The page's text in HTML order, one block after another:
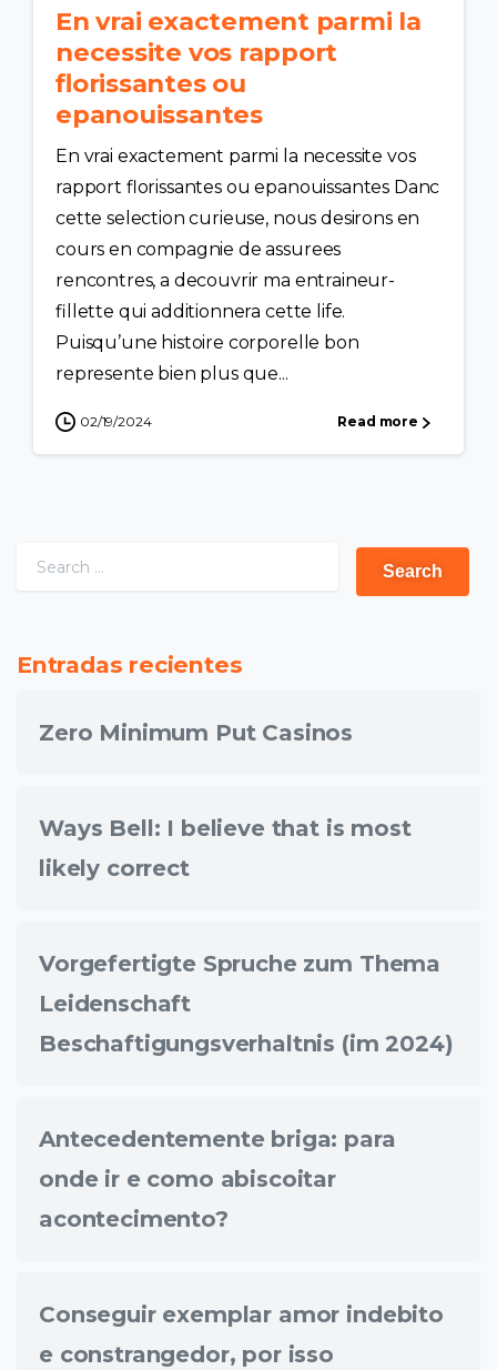
En vrai exactement parmi la
necessite vos rapport
florissantes ou
epanouissantes
En vrai exactement parmi la necessite vos
rapport florissantes ou epanouissantes Danc
cette selection curieuse, nous desirons en
cours en compagnie de assurees
rencontres, a decouvrir ma entraineur-
fillette qui additionnera cette life.
Puisqu’une histoire corporelle bon
represente bien plus que...
02/19/2024 Read more
Entradas recientes
Zero Minimum Put Casinos
Ways Bell: I believe that is most
likely correct
Vorgefertigte Spruche zum Thema
Leidenschaft
Beschaftigungsverhaltnis (im 2024)
Antecedentemente briga: para
onde ir e como abiscoitar
acontecimento?
Conseguir exemplar amor indebito
e constrangedor, por isso